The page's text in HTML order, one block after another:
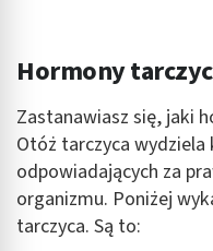
Hormony
Zastanawiasz się, jaki
Otóż tarczyca
odpowiadających za
organizmu. Poniżej
tarczyca. Są to: